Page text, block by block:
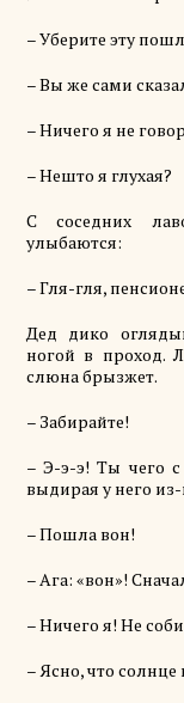
– Уберите эту
– Вы же сами
– Ничего я не
– Нешто я глухая?
С соседних
улыбаются:
–Гля-гля,
Дед дико
ногой в проход.
слюна брызжет.
– Забирайте!
– Э-э-э! Ты чего
выдирая у него
– Пошла вон!
– Ага: «вон»!
– Ничего я! Не
– Ясно, что солнце